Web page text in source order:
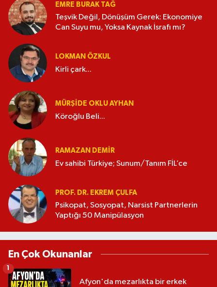
EMRE BURAK TAĞ
Teşvik Değil, Dönüşüm Gerek: Ekonomiye
Can Suyu mu, Yoksa Kaynak İsrafı mı?
LOKMAN ÖZKUL
Kirli çark...
MÜRŞIDE OKLU AYHAN
Köroğlu Beli...
RAMAZAN DEMİR
Ev sahibi Türkiye; Sunum/Tanım FİL’ce
PROF. DR. EKREM ÇULFA
Psikopat, Sosyopat, Narsist Partnerlerin
Yaptığı 50 Manipülasyon
En Çok Okunanlar
Afyon'da mezarlıkta bir erkek
1